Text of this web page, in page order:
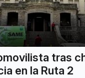
tras
en la Ruta 2